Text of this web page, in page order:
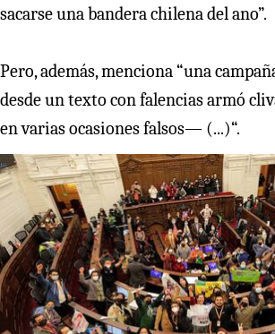
sacarse una bandera chilena del ano”.
Pero, además, menciona “una
desde un texto con falencias armó
en varias ocasiones falsos— (...)“.